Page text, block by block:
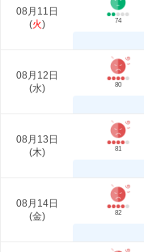
08月11日
(火) 74
08月12日
(水) 80
08月13日
(木) 81
08月14日
(金) 82